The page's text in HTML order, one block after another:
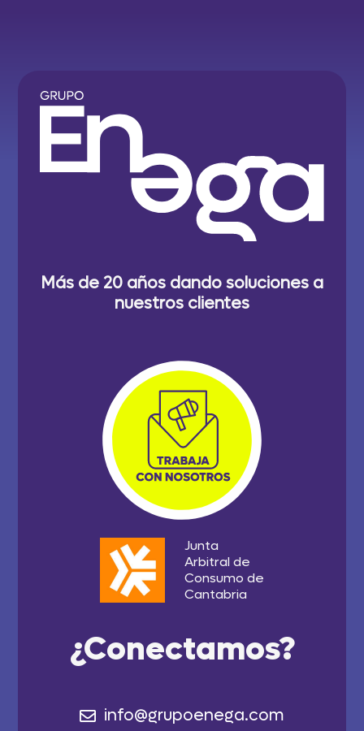
¿Conectamos?
info@grupoenega.com
Junta
Arbitral de
Consumo de
Cantabria
Más de 20 años dando soluciones a
nuestros clientes